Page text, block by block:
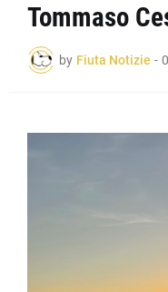
Tommaso
by Fiuta Notizie -